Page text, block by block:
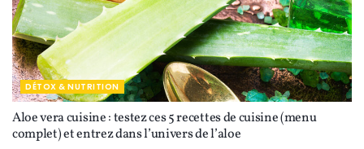
DÉTOX & NUTRITION
Aloe vera cuisine : testez ces 5 recettes de cuisine (menu
complet) et entrez dans l’univers de l’aloe